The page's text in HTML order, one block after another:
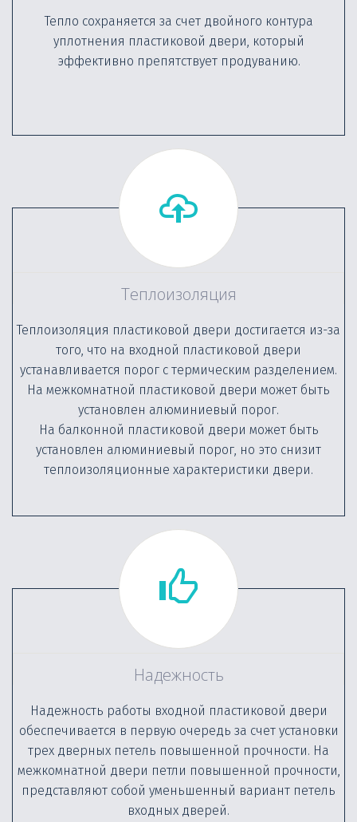
Тепло сохраняется за счет двойного контура
уплотнения пластиковой двери, который
эффективно препятствует продуванию.
Теплоизоляция
Теплоизоляция пластиковой двери достигается из-за
того, что на входной пластиковой двери
устанавливается порог с термическим разделением.
На межкомнатной пластиковой двери может быть
установлен алюминиевый порог.
На балконной пластиковой двери может быть
установлен алюминиевый порог, но это снизит
теплоизоляционные характеристики двери.
Надежность
Надежность работы входной пластиковой двери
обеспечивается в первую очередь за счет установки
трех дверных петель повышенной прочности. На
межкомнатной двери петли повышенной прочности,
представляют собой уменьшенный вариант петель
входных дверей.